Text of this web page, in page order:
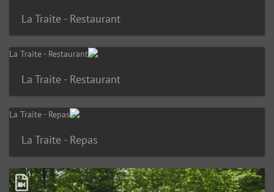
La Traite - Restaurant
La Traite - Restaurant
La Traite - Repas